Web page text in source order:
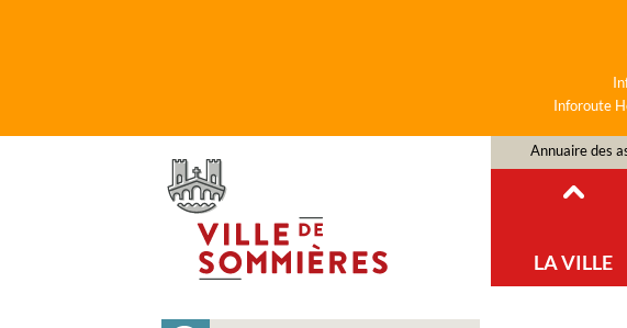
Inforoute
Annuaire des
LA VILLE